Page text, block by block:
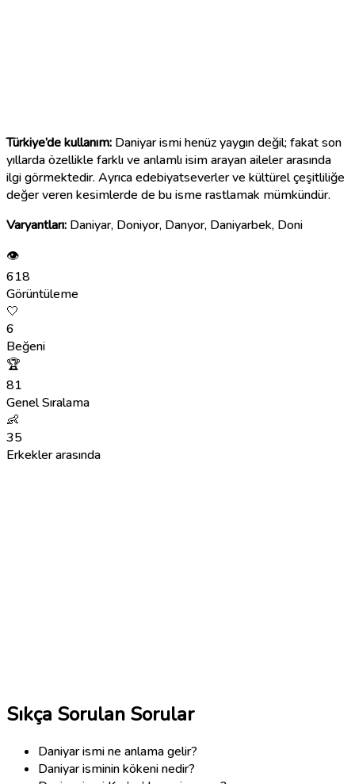
Türkiye’de kullanım: Daniyar ismi henüz yaygın değil; fakat son
yıllarda özellikle farklı ve anlamlı isim arayan aileler arasında
ilgi görmektedir. Ayrıca edebiyatseverler ve kültürel çeşitliliğe
değer veren kesimlerde de bu isme rastlamak mümkündür.
Varyantları: Daniyar, Doniyor, Danyor, Daniyarbek, Doni
👁
618
Görüntüleme
🤍
6
Beğeni
🏆
81
Genel Sıralama
👶
35
Erkekler arasında
Sıkça Sorulan Sorular
Daniyar ismi ne anlama gelir?
Daniyar isminin kökeni nedir?